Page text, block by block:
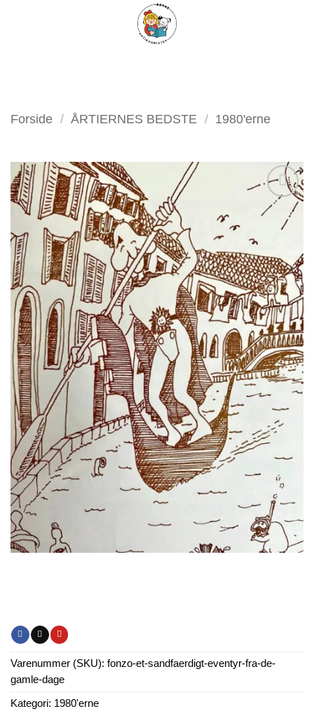
FILTER
Forside / ÅRTIERNES BEDSTE / 1980'erne
Tilføj
som
Varenummer (SKU): fonzo-et-sandfaerdigt-eventyr-fra-de-
gamle-dage
Kategori: 1980'erne